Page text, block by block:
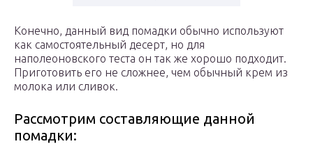
Конечно, данный вид помадки обычно используют
как самостоятельный десерт, но для
наполеоновского теста он так же хорошо подходит.
Приготовить его не сложнее, чем обычный крем из
молока или сливок.
Рассмотрим составляющие данной
помадки: